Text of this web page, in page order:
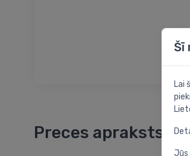
Preces apraksts
Šī
Lai
Jūs